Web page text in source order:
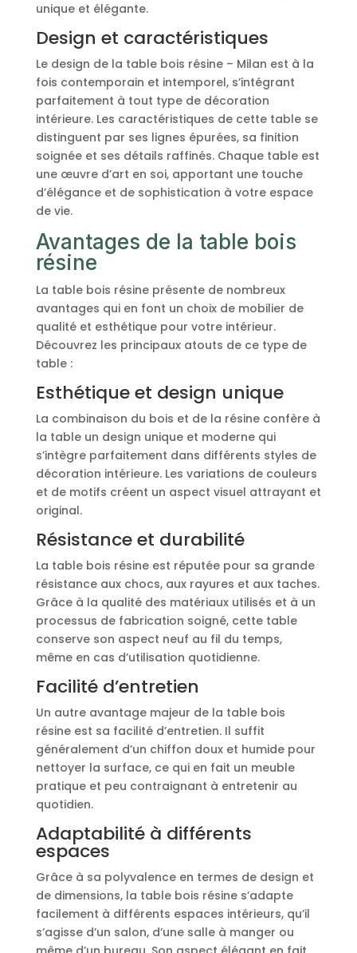
unique et élégante.
Design et caractéristiques
Le design de la table bois résine – Milan est à la
fois contemporain et intemporel, s’intégrant
parfaitement à tout type de décoration
intérieure. Les caractéristiques de cette table se
distinguent par ses lignes épurées, sa finition
soignée et ses détails raffinés. Chaque table est
une œuvre d’art en soi, apportant une touche
d’élégance et de sophistication à votre espace
de vie.
Avantages de la table bois
résine
La table bois résine présente de nombreux
avantages qui en font un choix de mobilier de
qualité et esthétique pour votre intérieur.
Découvrez les principaux atouts de ce type de
table :
Esthétique et design unique
La combinaison du bois et de la résine confère à
la table un design unique et moderne qui
s’intègre parfaitement dans différents styles de
décoration intérieure. Les variations de couleurs
et de motifs créent un aspect visuel attrayant et
original.
Résistance et durabilité
La table bois résine est réputée pour sa grande
résistance aux chocs, aux rayures et aux taches.
Grâce à la qualité des matériaux utilisés et à un
processus de fabrication soigné, cette table
conserve son aspect neuf au fil du temps,
même en cas d’utilisation quotidienne.
Facilité d’entretien
Un autre avantage majeur de la table bois
résine est sa facilité d’entretien. Il suffit
généralement d’un chiffon doux et humide pour
nettoyer la surface, ce qui en fait un meuble
pratique et peu contraignant à entretenir au
quotidien.
Adaptabilité à différents
espaces
Grâce à sa polyvalence en termes de design et
de dimensions, la table bois résine s’adapte
facilement à différents espaces intérieurs, qu’il
s’agisse d’un salon, d’une salle à manger ou